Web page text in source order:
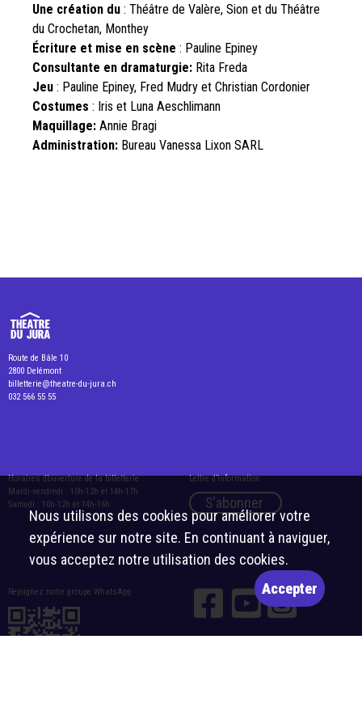
Une création du : Théâtre de Valère, Sion et du Théâtre
du Crochetan, Monthey
Écriture et mise en scène : Pauline Epiney
Consultante en dramaturgie: Rita Freda
Jeu : Pauline Epiney, Fred Mudry et Christian Cordonier
Costumes : Iris et Luna Aeschlimann
Maquillage: Annie Bragi
Administration: Bureau Vanessa Lixon SARL
Route de Bâle 10
2800 Delémont
billetterie@theatre-du-jura.ch
032 566 55 55
Horaires d’ouverture de la billetterie :
Mardi-vendredi : 10h-12h et 14h-17h
Samedi : 10h-12h et 14h-16h
Lettre d’information
S'abonner
Rejoignez notre groupe WhatsApp
Nous utilisons des cookies pour améliorer votre
expérience sur notre site. En continuant à naviguer,
vous acceptez notre utilisation des cookies.
Accepter